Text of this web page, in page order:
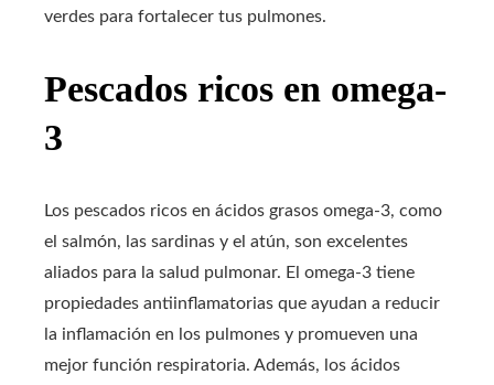
verdes para fortalecer tus pulmones.
Pescados ricos en omega-
3
Los pescados ricos en ácidos grasos omega-3, como
el salmón, las sardinas y el atún, son excelentes
aliados para la salud pulmonar. El omega-3 tiene
propiedades antiinflamatorias que ayudan a reducir
la inflamación en los pulmones y promueven una
mejor función respiratoria. Además, los ácidos